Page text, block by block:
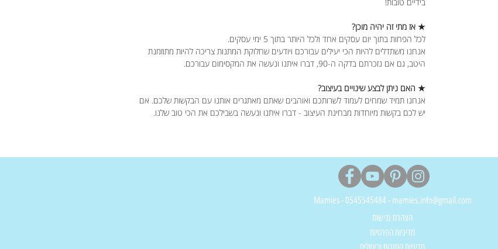
★ אז מתי זה יהיה מוכן?
לכל הפחות בתוך יום עסקים אחד ולכל היותר בתוך 5 ימי עסקים.
אנחנו משתדלים להיות הכי יעילים עבורכם ויודעים שחלוקת המתנות צריכה להיות מתוזמנת
היטב, גם אם נזכרתם בדקה ה-90, דברו איתנו ונעשה את המקסימום עבורכם.
★ האם ניתן לבצע שינויים בעיצוב?
אנחנו תמיד שמחים לעמוד לשרותכם ואוהבים שאתם מאתגרים אותנו עם הבקשות שלכם. אם
יש לכם בקשות מיוחדות מבחינת העיצוב - דברו איתנו ונעשה בשבילכם את הכי טוב שלנו.
Mamies - 0545545484 - mamies.info@gmail.com
הצהרת נגישות
מדיניות הפרטיות